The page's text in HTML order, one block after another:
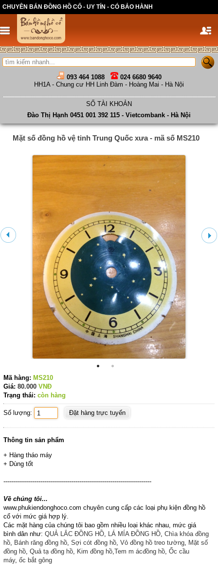
CHUYÊN BÁN ĐỒNG HỒ CỔ - UY TÍN - CÓ BẢO HÀNH
093 464 1088
024 6680 9640
HH1A - Chung cư HH Linh Đàm - Hoàng Mai - Hà Nội
SỐ TÀI KHOẢN
Đào Thị Hạnh 0451 001 392 115 - Vietcombank - Hà Nội
Mặt số đồng hồ vệ tinh Trung Quốc xưa - mã số MS210
Mã hàng: MS210
Giá: 80.000 VNĐ
Trạng thái: còn hàng
Số lượng:
Thông tin sản phẩm
+ Hàng tháo máy
+ Dùng tốt
----------------------------------------------------------------------------
Về chúng tôi...
www.phukiendonghoco.com chuyên cung cấp các loại phụ kiện đồng hồ
cổ với mức giá hợp lý.
Các mặt hàng của chúng tôi bao gồm nhiều loại khác nhau, mức giá
bình dân như: QUẢ LẮC ĐỒNG HỒ, LÁ MÍA ĐỒNG HỒ, Chìa khóa đồng
hồ, Bánh răng đồng hồ, Sợi cót đồng hồ, Vỏ đồng hồ treo tường, Mặt số
đồng hồ, Quả tạ đồng hồ, Kim đồng hồ,Tem m ácđồng hồ, Ốc cầu
máy, ốc bắt gông